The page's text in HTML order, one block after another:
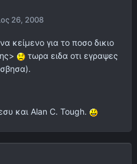
26, 2008
κείμενο για το ποσο δικιο
τωρα ειδα οτι εγραψες
και Alan C. Tough.